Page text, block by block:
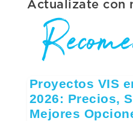
Actualizate con
Proyectos VIS
2026: Precios,
Mejores